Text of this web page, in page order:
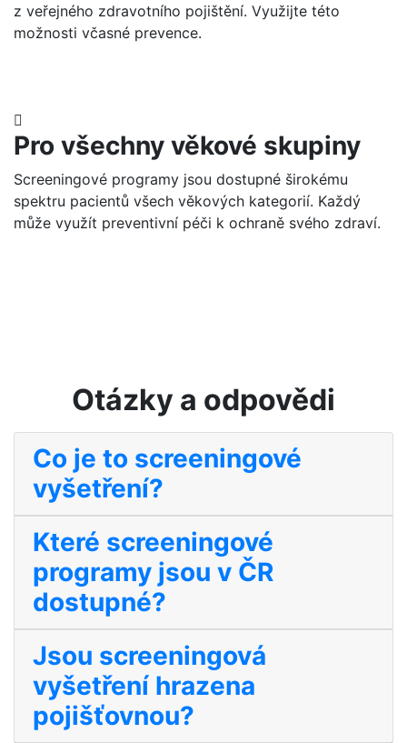
z veřejného zdravotního pojištění. Využijte této
možnosti včasné prevence.
Pro všechny věkové skupiny
Screeningové programy jsou dostupné širokému
spektru pacientů všech věkových kategorií. Každý
může využít preventivní péči k ochraně svého zdraví.
Otázky a odpovědi
Co je to screeningové
vyšetření?
Které screeningové
programy jsou v ČR
dostupné?
Jsou screeningová
vyšetření hrazena
pojišťovnou?